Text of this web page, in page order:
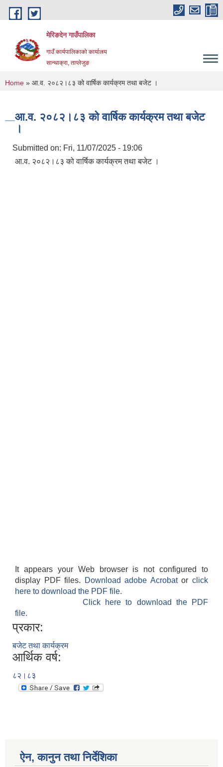
Skip to main content
मेरिङदेन गाउँपालिका
गाउँ कार्यपालिकाको कार्यालय
सान्थाक्रा, ताप्लेजुङ
You are here
Home » आ.व. २०८२।८३ को वार्षिक कार्यक्रम तथा बजेट ।
आ.व. २०८२।८३ को वार्षिक कार्यक्रम तथा बजेट
।
Submitted on: Fri, 11/07/2025 - 19:06
आ.व. २०८२।८३ को वार्षिक कार्यक्रम तथा बजेट ।
It appears your Web browser is not configured to
display PDF files.
Download adobe Acrobatorclick
here to download the PDF file.
Click here to download the PDF
file.
प्रकार:
बजेट तथा कार्यक्रम
आर्थिक वर्ष:
८२।८३
ऐन, कानुन तथा निर्देशिका